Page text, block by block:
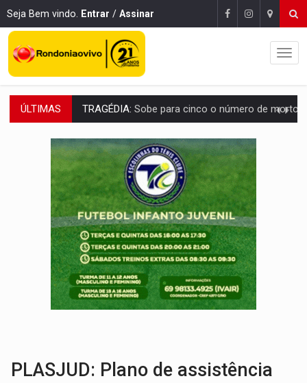
Seja Bem vindo. Entrar / Assinar
ÚLTIMAS TRANSPORTE DE ARROZ:MPF assegura cumprimento da legislação sobre transporte
DEEPFAKE:Sancionada lei contra violência sexual infantil na
COLEGIADO:Brasil e Rússia discutem energia nuclear, defesa e
URGENTE:Colisão entre caminhão e carro deixa quatro mortos e um em
ENCONTRO:Amazônia Negra ganha projeção nacional com participação de
PREVISÃO:Porto Velho tem chances de chuvas isoladas nesta
SINDICATOS UNIDOS:Assembleia Geral delibera greve da educação
PROCESSO SELETIVO:Rondoniaovivo abre oficina de Comunicação com
PLASJUD: Plano de assistência